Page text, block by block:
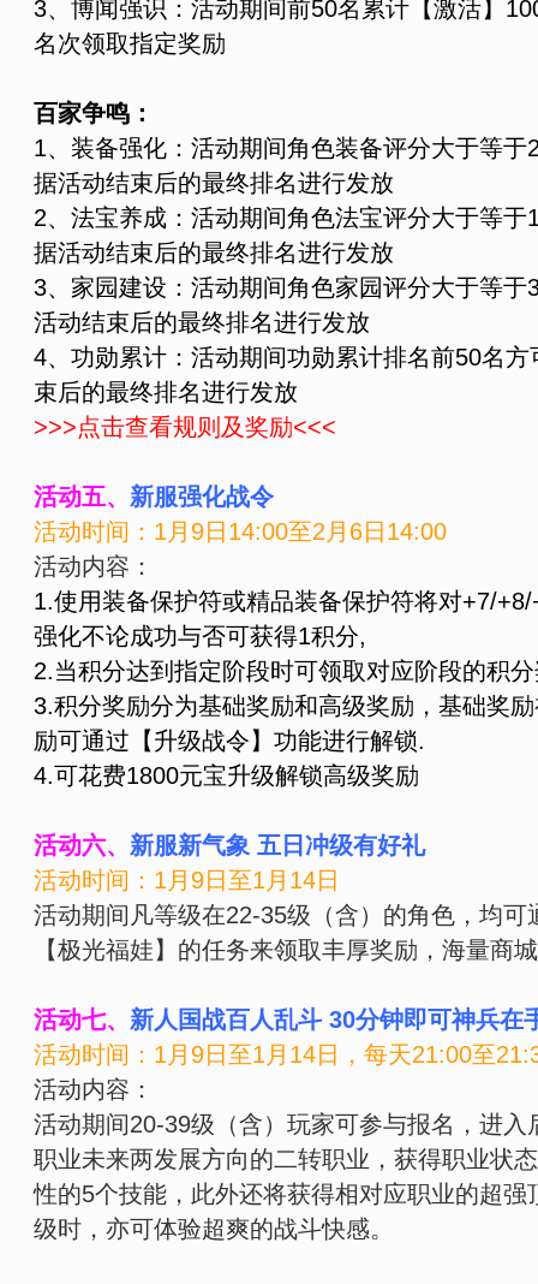
3、博闻强识：活动期间前50名累计【激活】
名次领取指定奖励
百家争鸣：
1、装备强化：活动期间角色装备评分大于等
据活动结束后的最终排名进行发放
2、法宝养成：活动期间角色法宝评分大于等
据活动结束后的最终排名进行发放
3、家园建设：活动期间角色家园评分大于等
活动结束后的最终排名进行发放
4、功勋累计：活动期间功勋累计排名前50名
束后的最终排名进行发放
>>>点击查看规则及奖励<<<
活动五、 新服强化战令
活动时间： 1月9日 14:00至2月6日 14:00
活动内容：
1.使用装备保护符或精品装备保护符将对+7/
强化不论成功与否可获得1积分,
2.当积分达到指定阶段时可领取对应阶段的积
3.积分奖励分为基础奖励和高级奖励，基础奖
励可通过【升级战令】功能进行解锁.
4.可花费1800元宝升级解锁高级奖励
活动六、 新服新气象 五日冲级有好礼
活动时间：1月9日至1月14日
活动期间凡等级在22-35级（含）的角色，均
【极光福娃】的任务来领取丰厚奖励，海量商
活动七、 新人国战百人乱斗 30分钟即可神兵在
活动时间：1月9日至1月14日，每天21:00至
活动内容：
活动期间20-39级（含）玩家可参与报名，进入
职业未来两发展方向的二转职业，获得职业状
性的5个技能，此外还将获得相对应职业的超
级时，亦可体验超爽的战斗快感。